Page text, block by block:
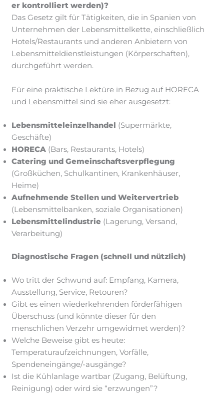
er kontrolliert werden)?
Das Gesetz gilt für Tätigkeiten, die in Spanien von
Unternehmen der Lebensmittelkette, einschließlich
Hotels/Restaurants und anderen Anbietern von
Lebensmitteldienstleistungen (Körperschaften),
durchgeführt werden.
Für eine praktische Lektüre in Bezug auf HORECA
und Lebensmittel sind sie eher ausgesetzt:
Lebensmitteleinzelhandel (Supermärkte,
Geschäfte)
HORECA(Bars, Restaurants, Hotels)
Catering und Gemeinschaftsverpflegung
(Großküchen, Schulkantinen, Krankenhäuser,
Heime)
Aufnehmende Stellen und Weitervertrieb
(Lebensmittelbanken, soziale Organisationen)
Lebensmittelindustrie (Lagerung, Versand,
Verarbeitung)
Diagnostische Fragen (schnell und nützlich)
Wo tritt der Schwund auf: Empfang, Kamera,
Ausstellung, Service, Retouren?
Gibt es einen wiederkehrenden förderfähigen
Überschuss (und könnte dieser für den
menschlichen Verzehr umgewidmet werden)?
Welche Beweise gibt es heute:
Temperaturaufzeichnungen, Vorfälle,
Spendeneingänge/-ausgänge?
Ist die Kühlanlage wartbar (Zugang, Belüftung,
Reinigung) oder wird sie “erzwungen”?